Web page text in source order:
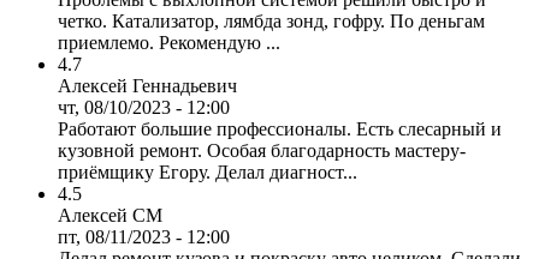
четко. Катализатор, лямбда зонд, гофру. По деньгам
приемлемо. Рекомендую ...
4.7
Алексей Геннадьевич
чт, 08/10/2023 - 12:00
Работают большие профессионалы. Есть слесарный и
кузовной ремонт. Особая благодарность мастеру-
приёмщику Егору. Делал диагност...
4.5
Алексей СМ
пт, 08/11/2023 - 12:00